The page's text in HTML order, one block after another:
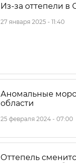
Из-за оттепели в
27 января 2025 - 11:40
Аномальные
области
25 февраля 2024 - 07:00
Оттепель